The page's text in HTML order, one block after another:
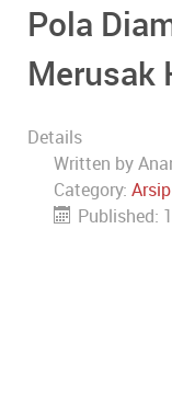
Pola
Merusak
Details
Written by
Category:
Published: